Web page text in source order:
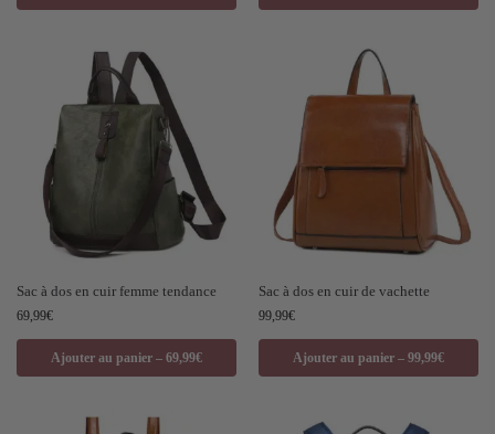
Sac à dos en cuir femme tendance
69,99€
Ajouter au panier – 69,99€
Sac à dos en cuir de vachette
99,99€
Ajouter au panier – 99,99€